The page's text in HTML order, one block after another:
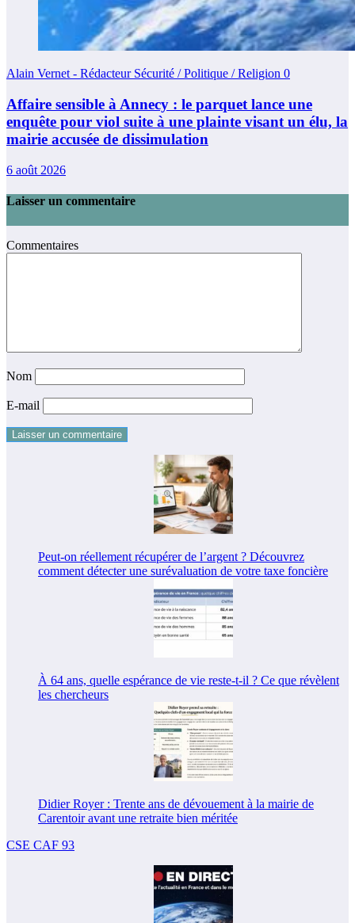
Alain Vernet - Rédacteur Sécurité / Politique / Religion 0
Affaire sensible à Annecy : le parquet lance une
enquête pour viol suite à une plainte visant un élu, la
mairie accusée de dissimulation
6 août 2026
Laisser un commentaire
Commentaires
Nom
E-mail
Peut-on réellement récupérer de l’argent ? Découvrez
comment détecter une surévaluation de votre taxe foncière
À 64 ans, quelle espérance de vie reste-t-il ? Ce que révèlent
les chercheurs
Didier Royer : Trente ans de dévouement à la mairie de
Carentoir avant une retraite bien méritée
CSE CAF 93